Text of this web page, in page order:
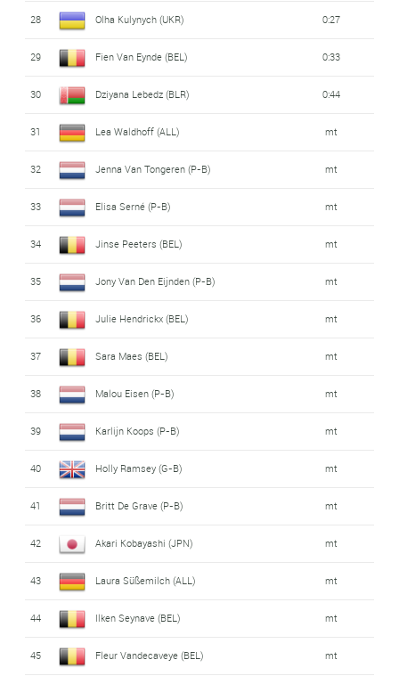
28 Olha Kulynych (UKR) 0:27
29 Fien Van Eynde (BEL) 0:33
30 Dziyana Lebedz (BLR) 0:44
31 Lea Waldhoff (ALL) mt
32 Jenna Van Tongeren (P-B) mt
33 Elisa Serné (P-B) mt
34 Jinse Peeters (BEL) mt
35 Jony Van Den Eijnden (P-B) mt
36 Julie Hendrickx (BEL) mt
37 Sara Maes (BEL) mt
38 Malou Eisen (P-B) mt
39 Karlijn Koops (P-B) mt
40 Holly Ramsey (G-B) mt
41 Britt De Grave (P-B) mt
42 Akari Kobayashi (JPN) mt
43 Laura Süßemilch (ALL) mt
44 Ilken Seynave (BEL) mt
45 Fleur Vandecaveye (BEL) mt